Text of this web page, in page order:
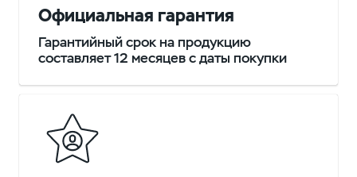
Официальная гарантия
Гарантийный срок на продукцию
составляет 12 месяцев с даты покупки